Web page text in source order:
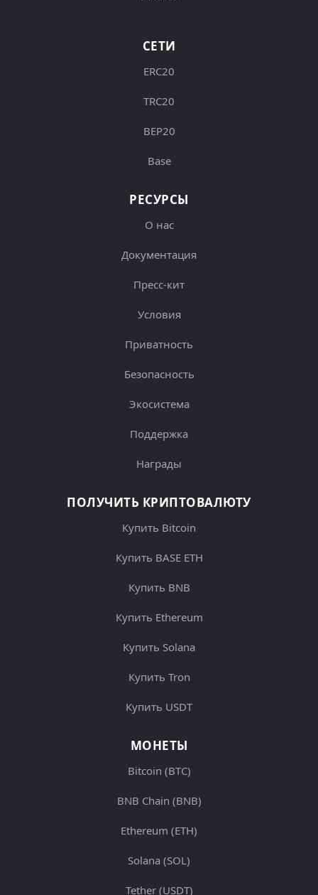
СЕТИ
ERC20
TRC20
BEP20
Base
РЕСУРСЫ
О нас
Документация
Пресс-кит
Условия
Приватность
Безопасность
Экосистема
Поддержка
Награды
ПОЛУЧИТЬ КРИПТОВАЛЮТУ
Купить Bitcoin
Купить BASE ETH
Купить BNB
Купить Ethereum
Купить Solana
Купить Tron
Купить USDT
МОНЕТЫ
Bitcoin (BTC)
BNB Chain (BNB)
Ethereum (ETH)
Solana (SOL)
Tether (USDT)